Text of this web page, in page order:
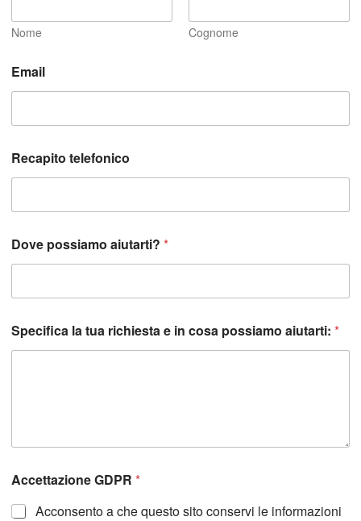
Nome Cognome
Email
Recapito telefonico
Dove possiamo aiutarti?*
Specifica la tua richiesta e in cosa possiamo aiutarti:*
o
n
Accettazione GDPR*
Acconsento a che questo sito conservi le informazioni